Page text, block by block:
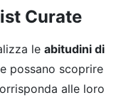
Curate
le abitudini di
possano scoprire
alle loro